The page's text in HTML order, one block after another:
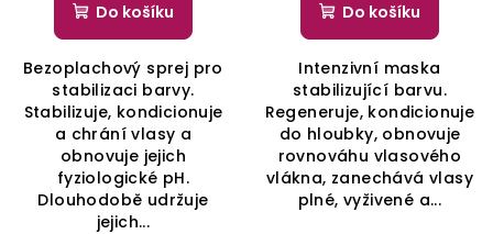
Do košíku
Bezoplachový sprej pro
stabilizaci barvy.
Stabilizuje, kondicionuje
a chrání vlasy a
obnovuje jejich
fyziologické pH.
Dlouhodobě udržuje
jejich...
Do košíku
Intenzivní maska
stabilizující barvu.
Regeneruje, kondicionuje
do hloubky, obnovuje
rovnováhu vlasového
vlákna, zanechává vlasy
plné, vyživené a...